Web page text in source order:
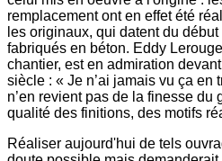
remplacement ont en effet été
les originaux, qui datent du
fabriqués en béton. Eddy
chantier, est en admiration
siècle : « Je n’ai jamais vu ça en
n’en revient pas de la finesse du
qualité des finitions, des motifs
Réaliser aujourd'hui de tels